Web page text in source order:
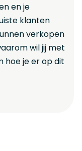
en je
klanten
verkopen
wil jij met
hoe je er op dit